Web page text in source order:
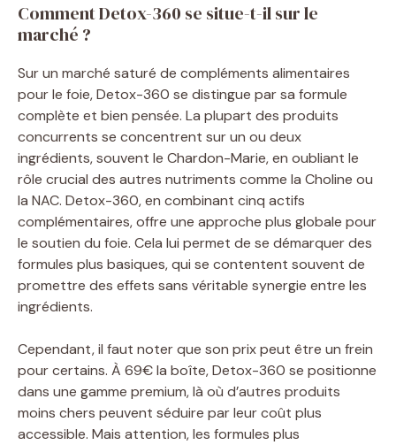
Comment Detox-360 se situe-t-il sur le
marché ?
Sur un marché saturé de compléments alimentaires
pour le foie, Detox-360 se distingue par sa formule
complète et bien pensée. La plupart des produits
concurrents se concentrent sur un ou deux
ingrédients, souvent le Chardon-Marie, en oubliant le
rôle crucial des autres nutriments comme la Choline ou
la NAC. Detox-360, en combinant cinq actifs
complémentaires, offre une approche plus globale pour
le soutien du foie. Cela lui permet de se démarquer des
formules plus basiques, qui se contentent souvent de
promettre des effets sans véritable synergie entre les
ingrédients.
Cependant, il faut noter que son prix peut être un frein
pour certains. À 69€ la boîte, Detox-360 se positionne
dans une gamme premium, là où d’autres produits
moins chers peuvent séduire par leur coût plus
accessible. Mais attention, les formules plus